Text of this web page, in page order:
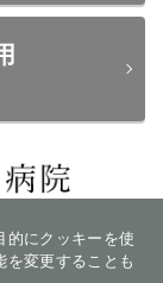
的にクッキーを使
を変更することも